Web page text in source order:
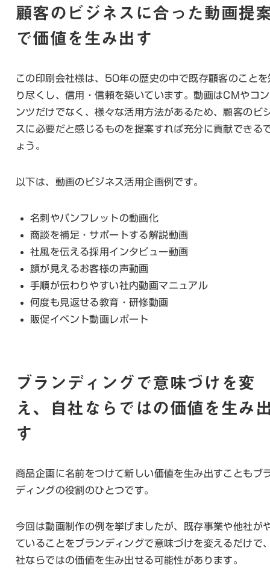
顧客のビジネスに合った動画提
で価値を生み出す
この印刷会社様は、50年の歴史の中で既存顧客のことを
り尽くし、信用・信頼を築いています。動画はCMやコ
ンツだけでなく、様々な活用方法があるため、顧客のビ
スに必要だと感じるものを提案すれば充分に貢献できる
ょう。
以下は、動画のビジネス活用企画例です。
名刺やパンフレットの動画化
商談を補足・サポートする解説動画
社風を伝える採用インタビュー動画
顔が見えるお客様の声動画
手順が伝わりやすい社内動画マニュアル
何度も見返せる教育・研修動画
販促イベント動画レポート
ブランディングで意味づけを変
え、自社ならではの価値を生み
す
商品企画に名前をつけて新しい価値を生み出すこともブ
ディングの役割のひとつです。
今回は動画制作の例を挙げましたが、既存事業や他社が
ていることをブランディングで意味づけを変えるだけで
社ならではの価値を生み出せる可能性があります。